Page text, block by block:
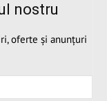
nostru
oferte și anunțuri